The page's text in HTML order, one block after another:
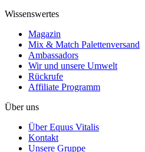
Wissenswertes
Magazin
Mix & Match Palettenversand
Ambassadors
Wir und unsere Umwelt
Rückrufe
Affiliate Programm
Über uns
Über Equus Vitalis
Kontakt
Unsere Gruppe